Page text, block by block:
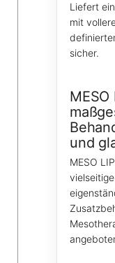
Liefert
mit
sicher.
MESO
und
MESO